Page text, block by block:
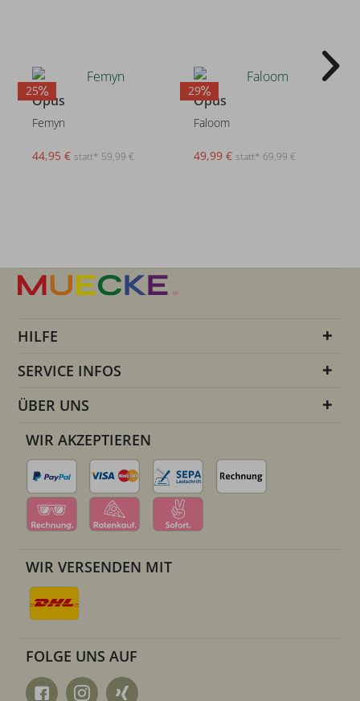
25
Opus
Femyn
44,95 € statt* 59,99 €
29
Opus
Faloom
49,99 € statt* 69,99 €
HILFE
SERVICE INFOS
ÜBER UNS
WIR AKZEPTIEREN
WIR VERSENDEN MIT
FOLGE UNS AUF